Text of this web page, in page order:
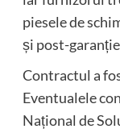
piesele de
și post-
Contractul a
Eventualele
Național de